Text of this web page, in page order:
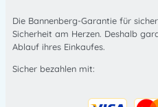
Die Bannenberg-Garantie für
Sicherheit am Herzen. Deshalb
Ablauf ihres Einkaufes.
Sicher bezahlen mit: